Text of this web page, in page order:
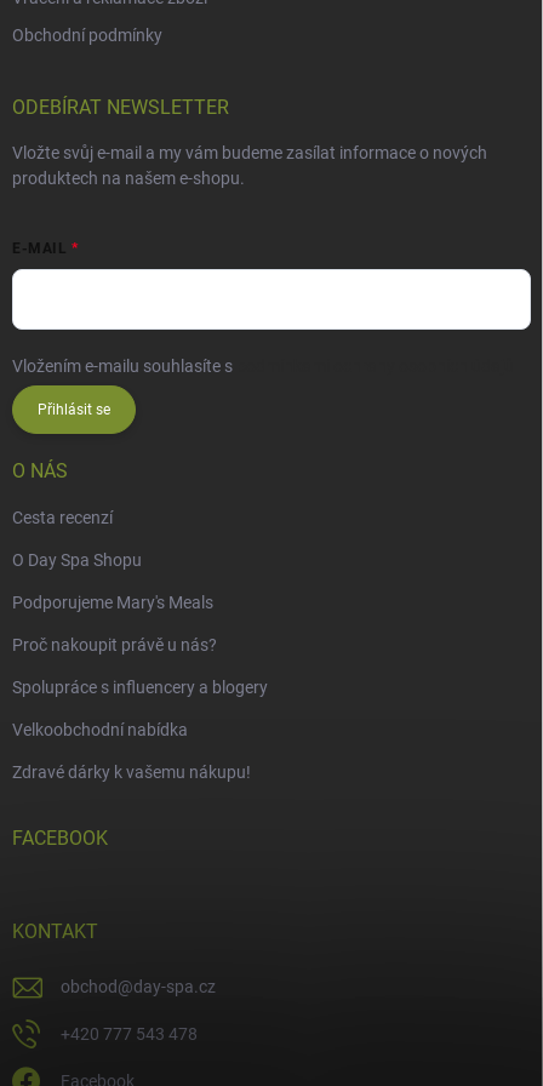
Obchodní podmínky
ODEBÍRAT NEWSLETTER
Vložte svůj e-mail a my vám budeme zasílat informace o nových
produktech na našem e-shopu.
E-MAIL
Vložením e-mailu souhlasíte s
Přihlásit se
O NÁS
Cesta recenzí
O Day Spa Shopu
Podporujeme Mary's Meals
Proč nakoupit právě u nás?
Spolupráce s influencery a blogery
Velkoobchodní nabídka
Zdravé dárky k vašemu nákupu!
FACEBOOK
KONTAKT
obchod@day-spa.cz
+420 777 543 478
Facebook